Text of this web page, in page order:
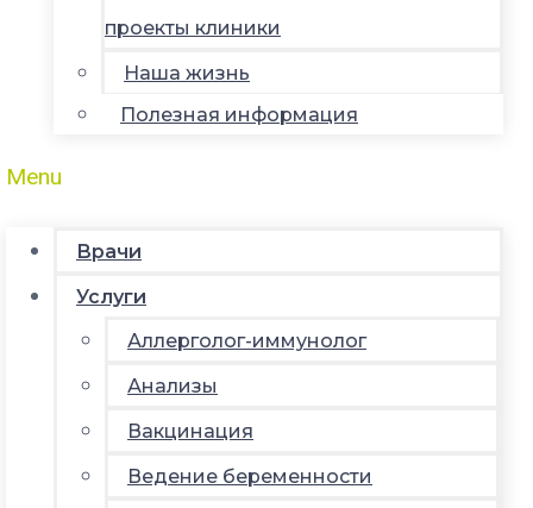
проекты клиники
Наша жизнь
Полезная информация
Menu
Врачи
Услуги
Аллерголог-иммунолог
Анализы
Вакцинация
Ведение беременности